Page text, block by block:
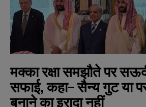
मक्का रक्षा समझौते पर
सफाई, कहा- सैन्य गुट या
बनाने का इरादा नहीं